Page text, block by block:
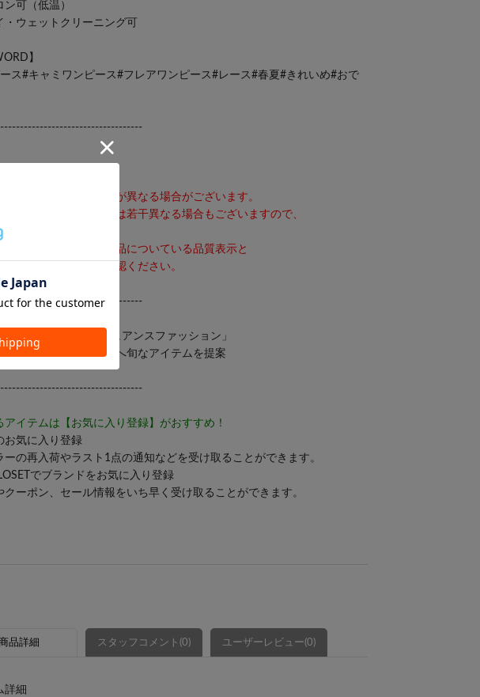
ン可（低温）
・ウェットクリーニング可
】
ス#キャミワンピース#フレアワンピース#レース#春夏#きれいめ#おで
により、実物と色味が異なる場合がございます。
のサイズ感も実物とは若干異なる場合もございますので、
ださい。
お取り扱いの際は、商品についている品質表示と
ョンタグを必ずご確認ください。
】 自分を魅せる「ニュアンスファッション」
らオトナに向かう女性へ旬なアイテムを提案
アイテムは【お気に入り登録】がおすすめ！
気に入り登録
ーの再入荷やラスト1点の通知などを受け取ることができます。
でブランドをお気に入り登録
クーポン、セール情報をいち早く受け取ることができます。
商品詳細 スタッフコメント(0) ユーザーレビュー(0)
詳細